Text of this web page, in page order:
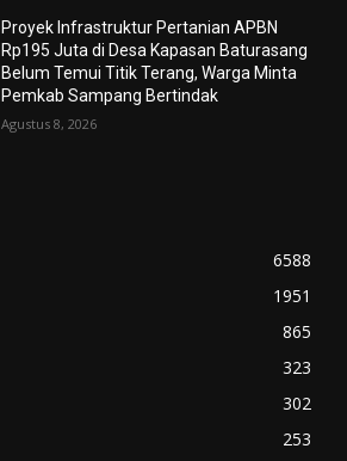
Proyek Infrastruktur Pertanian APBN
Rp195 Juta di Desa Kapasan Baturasang
Belum Temui Titik Terang, Warga Minta
Pemkab Sampang Bertindak
Agustus 8, 2026
6588
1951
865
323
302
253